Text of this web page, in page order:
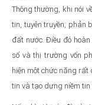
Thông thường, khi nói
tin, tuyên truyền, phản
đất nước. Điều đó
số và thị trường vốn
hiện một chức năng
tin và tạo dựng niềm tin